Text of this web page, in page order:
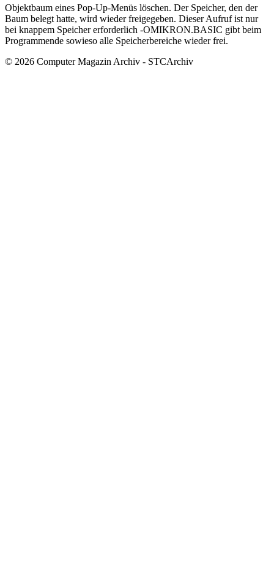
Objektbaum eines Pop-Up-Menüs löschen. Der Speicher, den der
Baum belegt hatte, wird wieder freigegeben. Dieser Aufruf ist nur
bei knappem Speicher erforderlich -OMIKRON.BASIC gibt beim
Programmende sowieso alle Speicherbereiche wieder frei.
© 2026 Computer Magazin Archiv - STCArchiv